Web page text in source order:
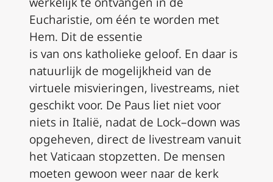
Eucharistie, om één te worden met
Hem. Dit de essentie
is van ons katholieke geloof. En daar is
natuurlijk de mogelijkheid van de
virtuele misvieringen, livestreams, niet
geschikt voor. De Paus liet niet voor
niets in Italië, nadat de Lock–down was
opgeheven, direct de livestream vanuit
het Vaticaan stopzetten. De mensen
moeten gewoon weer naar de kerk